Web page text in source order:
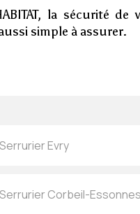
la sécurité de
simple à assurer.
Serrurier Evry
Serrurier Corbeil-Essonnes